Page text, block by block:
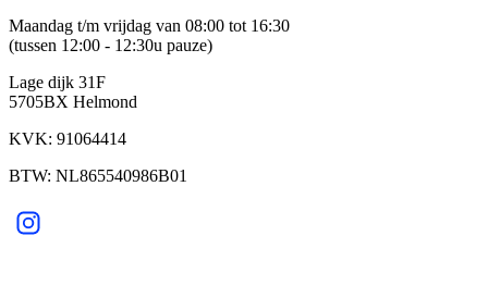
Maandag t/m vrijdag van 08:00 tot 16:30
(tussen 12:00 - 12:30u pauze)
Lage dijk 31F
5705BX Helmond
KVK: 91064414
BTW: NL865540986B01